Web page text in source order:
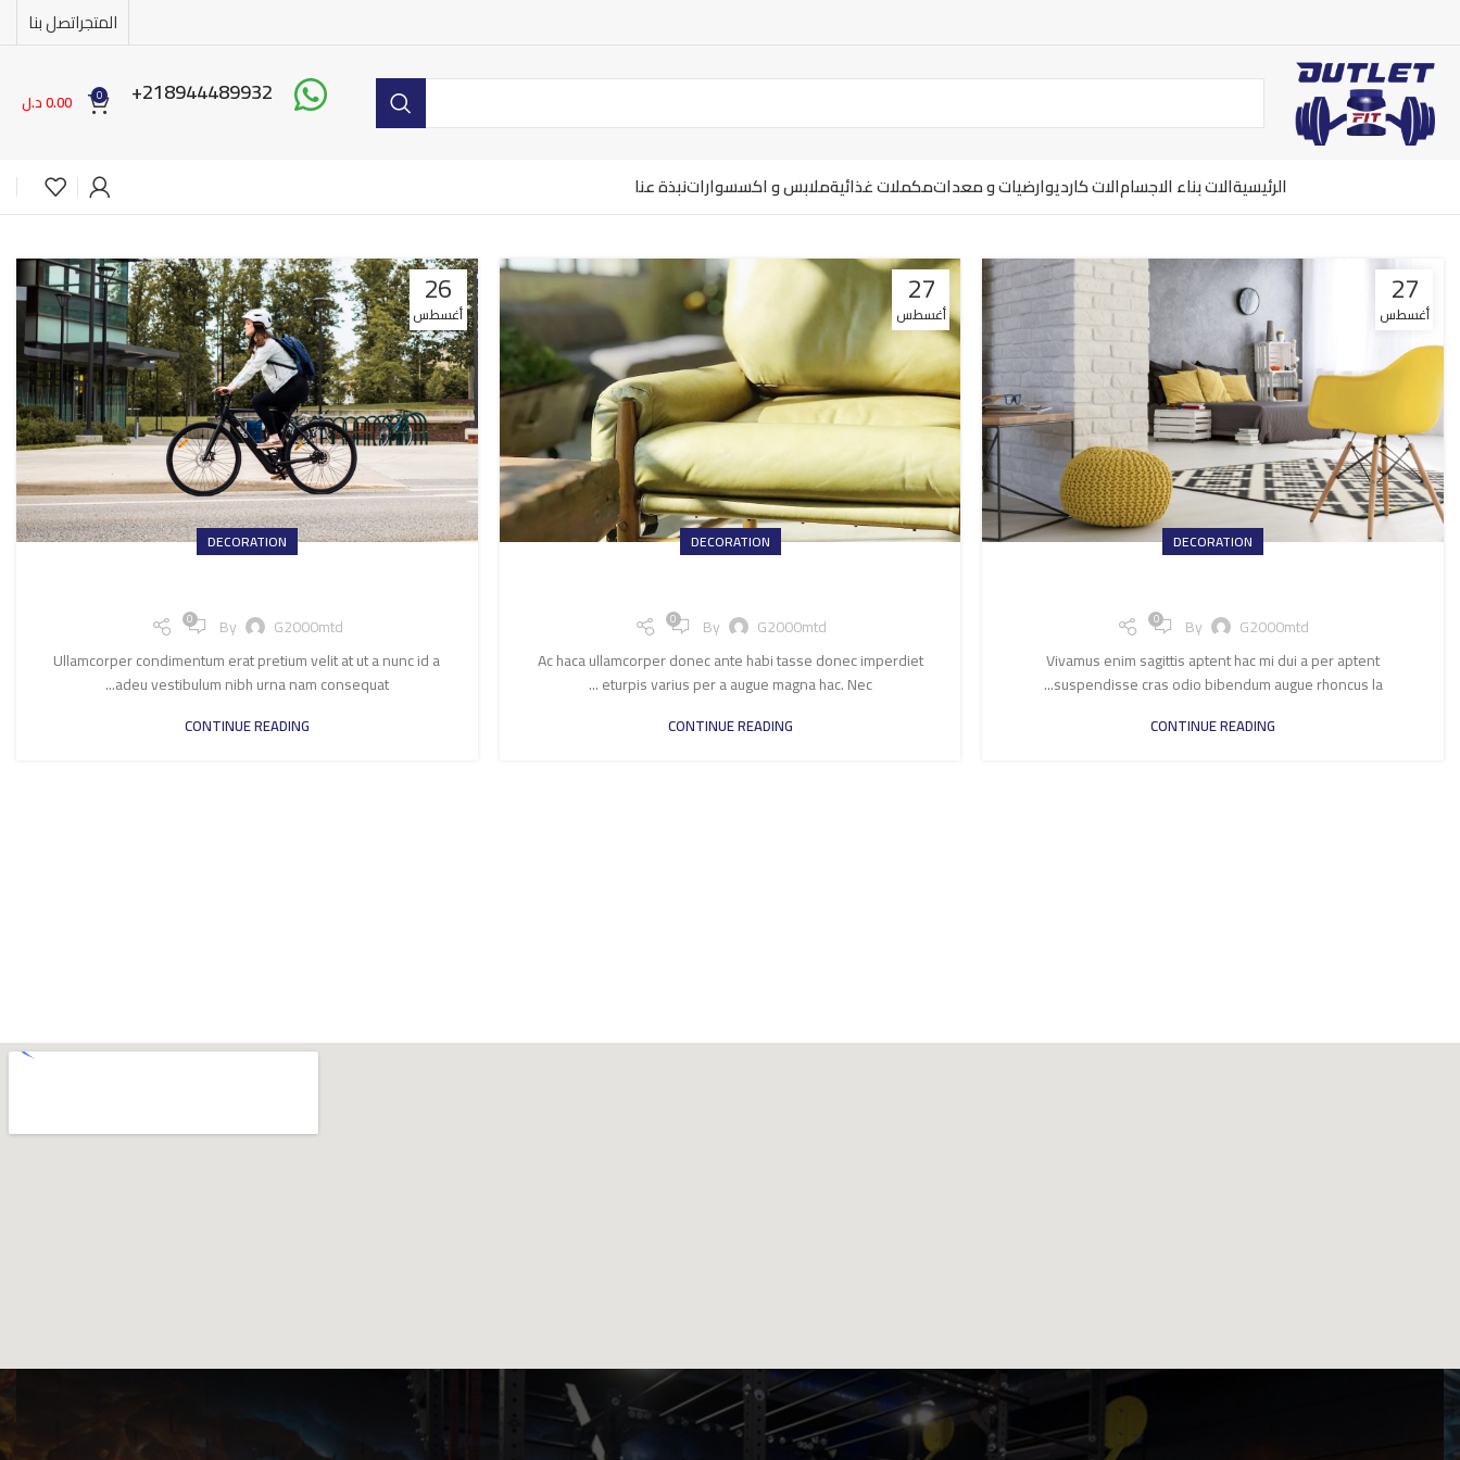
المتجراتصل بنا
218944489932+
0
0.00د.ل
الرئيسيةالات بناء الاجسامالات كارديوارضيات و معداتمكملات غذائيةملابس و اكسسواراتنبذة عنا
27
أغسطس
DECORATION
By G2000mtd
0
Vivamus enim sagittis aptent hac mi dui a per aptent
suspendisse cras odio bibendum augue rhoncus la...
CONTINUE READING
27
أغسطس
DECORATION
By G2000mtd
0
Ac haca ullamcorper donec ante habi tasse donec imperdiet
eturpis varius per a augue magna hac. Nec ...
CONTINUE READING
26
أغسطس
DECORATION
By G2000mtd
0
Ullamcorper condimentum erat pretium velit at ut a nunc id a
adeu vestibulum nibh urna nam consequat...
CONTINUE READING